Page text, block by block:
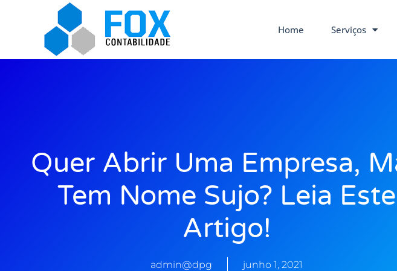
Home Serviços
Quer Abrir Uma Empresa,
Tem Nome Sujo? Leia Este
Artigo!
admin@dpg junho 1, 2021